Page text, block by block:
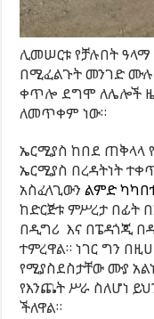
ሊመሠርቱ የቻሉበት
በሚፈልጉት መንገድ ሙሉ
ቀጥሎ ደግሞ ለሌሎች
ለመጥቀም ነው።
ኤርሚያስ ከበደ ጠቅላላ
ኤርሚያስ በረዳትነት
አስፈላጊውንልምድ
ከድርጅቱ ምሥረታ በፊት
በዲግሪ እና በፔዳጎጂ
ተምረዋል። ነገር ግን
የሚያስደስታቸው ሙያ
የእንጨት ሥራ ስለሆነ
ችለዋል።